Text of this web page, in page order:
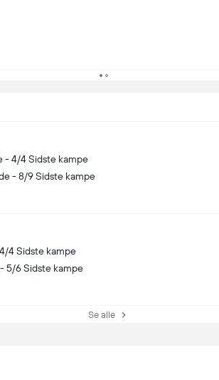
- 4/4 Sidste kampe
- 8/9 Sidste kampe
4 Sidste kampe
5/6 Sidste kampe
Se alle